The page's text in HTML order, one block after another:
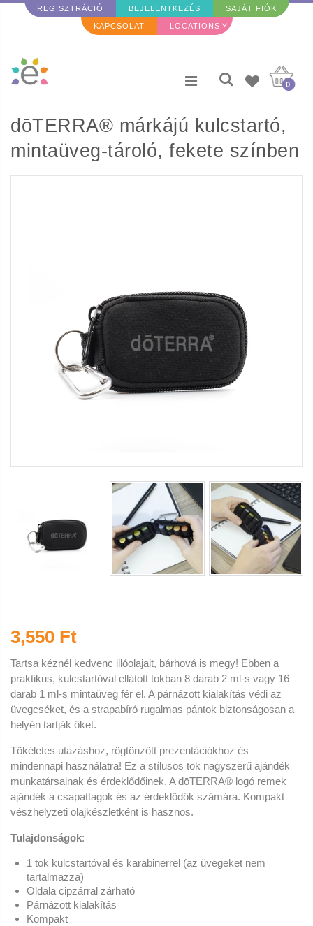
REGISZTRÁCIÓ BEJELENTKEZÉS SAJÁT FIÓK
KAPCSOLAT LOCATIONS
0
dōTERRA® márkájú kulcstartó,
mintaüveg-tároló, fekete színben
(üvegek nélkül)
3,550 Ft
Tartsa kéznél kedvenc illóolajait, bárhová is megy! Ebben a
praktikus, kulcstartóval ellátott tokban 8 darab 2 ml-s vagy 16
darab 1 ml-s mintaüveg fér el. A párnázott kialakítás védi az
üvegcséket, és a strapabíró rugalmas pántok biztonságosan a
helyén tartják őket.
Tökéletes utazáshoz, rögtönzött prezentációkhoz és
mindennapi használatra! Ez a stílusos tok nagyszerű ajándék
munkatársainak és érdeklődőinek. A dōTERRA® logó remek
ajándék a csapattagok és az érdeklődők számára. Kompakt
vészhelyzeti olajkészletként is hasznos.
Tulajdonságok:
1 tok kulcstartóval és karabinerrel (az üvegeket nem
tartalmazza)
Oldala cipzárral zárható
Párnázott kialakítás
Kompakt